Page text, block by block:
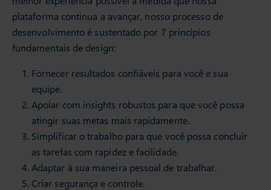
plataforma continua a avançar, nosso processo de
desenvolvimento é sustentado por 7 princípios
fundamentais de design:
Fornecer resultados confiáveis para você e sua
equipe.
Apoiar com insights robustos para que você possa
atingir suas metas mais rapidamente.
Simplificar o trabalho para que você possa concluir
as tarefas com rapidez e facilidade.
Adaptar à sua maneira pessoal de trabalhar.
Criar segurança e controle.